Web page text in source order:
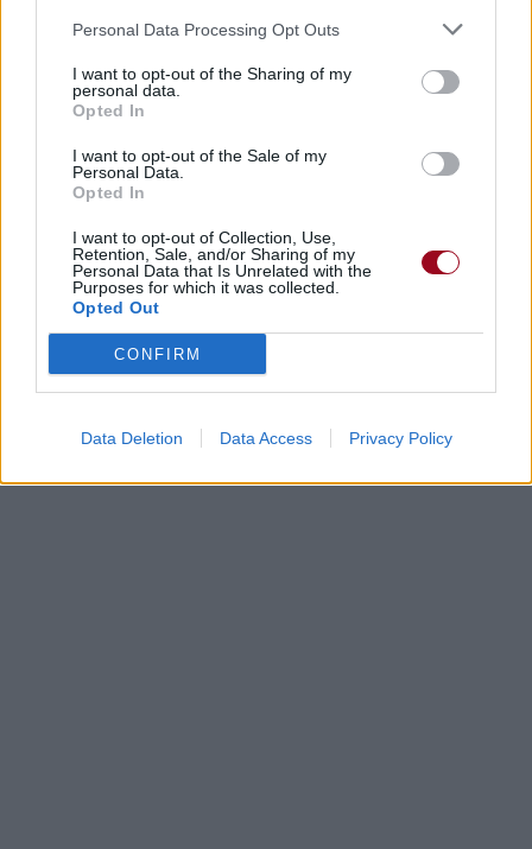
Personal Data Processing Opt Outs
I want to opt-out of the Sharing of my
personal data.
Opted In
I want to opt-out of the Sale of my
Personal Data.
Opted In
I want to opt-out of Collection, Use,
Retention, Sale, and/or Sharing of my
Personal Data that Is Unrelated with the
Purposes for which it was collected.
Opted Out
CONFIRM
Data Deletion Data Access Privacy Policy